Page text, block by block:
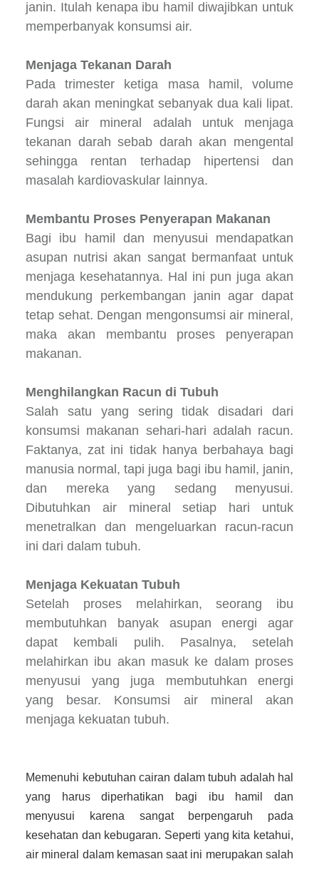
janin. Itulah kenapa ibu hamil diwajibkan untuk
memperbanyak konsumsi air.
Menjaga Tekanan Darah
Pada trimester ketiga masa hamil, volume
darah akan meningkat sebanyak dua kali lipat.
Fungsi air mineral adalah untuk menjaga
tekanan darah sebab darah akan mengental
sehingga rentan terhadap hipertensi dan
masalah kardiovaskular lainnya.
Membantu Proses Penyerapan Makanan
Bagi ibu hamil dan menyusui mendapatkan
asupan nutrisi akan sangat bermanfaat untuk
menjaga kesehatannya. Hal ini pun juga akan
mendukung perkembangan janin agar dapat
tetap sehat. Dengan mengonsumsi air mineral,
maka akan membantu proses penyerapan
makanan.
Menghilangkan Racun di Tubuh
Salah satu yang sering tidak disadari dari
konsumsi makanan sehari-hari adalah racun.
Faktanya, zat ini tidak hanya berbahaya bagi
manusia normal, tapi juga bagi ibu hamil, janin,
dan mereka yang sedang menyusui.
Dibutuhkan air mineral setiap hari untuk
menetralkan dan mengeluarkan racun-racun
ini dari dalam tubuh.
Menjaga Kekuatan Tubuh
Setelah proses melahirkan, seorang ibu
membutuhkan banyak asupan energi agar
dapat kembali pulih. Pasalnya, setelah
melahirkan ibu akan masuk ke dalam proses
menyusui yang juga membutuhkan energi
yang besar. Konsumsi air mineral akan
menjaga kekuatan tubuh.
Memenuhi kebutuhan cairan dalam tubuh adalah hal
yang harus diperhatikan bagi ibu hamil dan
menyusui karena sangat berpengaruh pada
kesehatan dan kebugaran. Seperti yang kita ketahui,
air mineral dalam kemasan saat ini merupakan salah